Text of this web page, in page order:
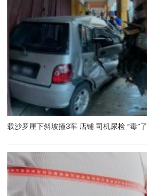
载沙罗厘下斜坡撞3车 店铺 司机尿检 “毒”了